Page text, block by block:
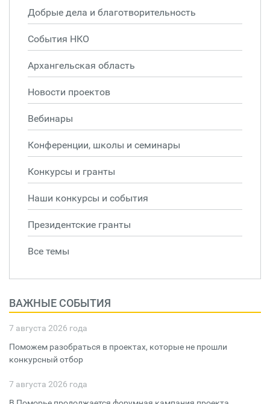
Добрые дела и благотворительность
События НКО
Архангельская область
Новости проектов
Вебинары
Конференции, школы и семинары
Конкурсы и гранты
Наши конкурсы и события
Президентские гранты
Все темы
ВАЖНЫЕ СОБЫТИЯ
7 августа 2026 года
Поможем разобраться в проектах, которые не прошли
конкурсный отбор
7 августа 2026 года